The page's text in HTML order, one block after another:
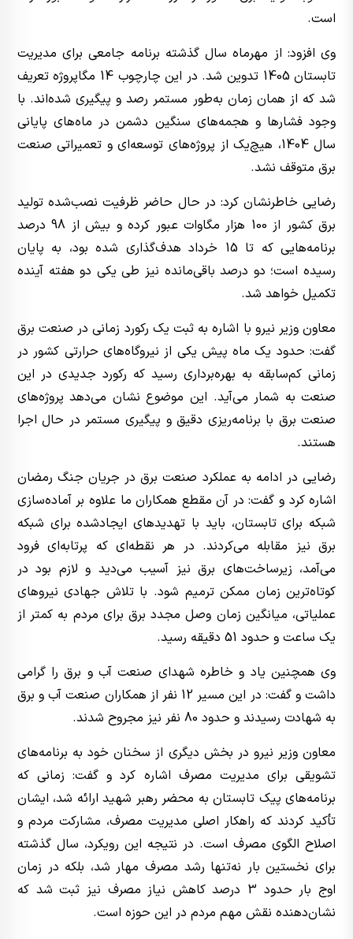
است.
وی افزود: از مهرماه سال گذشته برنامه جامعی برای مدیریت
تابستان 1405 تدوین شد. در این چارچوب 14 مگاپروژه تعریف
شد که از همان زمان به‌طور مستمر رصد و پیگیری شده‌اند. با
وجود فشارها و هجمه‌های سنگین دشمن در ماه‌های پایانی
سال 1404، هیچ‌یک از پروژه‌های توسعه‌ای و تعمیراتی صنعت
برق متوقف نشد.
رضایی خاطرنشان کرد: در حال حاضر ظرفیت نصب‌شده تولید
برق کشور از 100 هزار مگاوات عبور کرده و بیش از 98 درصد
برنامه‌هایی که تا 15 خرداد هدف‌گذاری شده بود، به پایان
رسیده است؛ دو درصد باقی‌مانده نیز طی یکی دو هفته آینده
تکمیل خواهد شد.
معاون وزیر نیرو با اشاره به ثبت یک رکورد زمانی در صنعت برق
گفت: حدود یک ماه پیش یکی از نیروگاه‌های حرارتی کشور در
زمانی کم‌سابقه به بهره‌برداری رسید که رکورد جدیدی در این
صنعت به شمار می‌آید. این موضوع نشان می‌دهد پروژه‌های
صنعت برق با برنامه‌ریزی دقیق و پیگیری مستمر در حال اجرا
هستند.
رضایی در ادامه به عملکرد صنعت برق در جریان جنگ رمضان
اشاره کرد و گفت: در آن مقطع همکاران ما علاوه بر آماده‌سازی
شبکه برای تابستان، باید با تهدیدهای ایجادشده برای شبکه
برق نیز مقابله می‌کردند. در هر نقطه‌ای که پرتابه‌ای فرود
می‌آمد، زیرساخت‌های برق نیز آسیب می‌دید و لازم بود در
کوتاه‌ترین زمان ممکن ترمیم شود. با تلاش جهادی نیروهای
عملیاتی، میانگین زمان وصل مجدد برق برای مردم به کمتر از
یک ساعت و حدود 51 دقیقه رسید.
وی همچنین یاد و خاطره شهدای صنعت آب و برق را گرامی
داشت و گفت: در این مسیر 12 نفر از همکاران صنعت آب و برق
به شهادت رسیدند و حدود 80 نفر نیز مجروح شدند.
معاون وزیر نیرو در بخش دیگری از سخنان خود به برنامه‌های
تشویقی برای مدیریت مصرف اشاره کرد و گفت: زمانی که
برنامه‌های پیک تابستان به محضر رهبر شهید ارائه شد، ایشان
تأکید کردند که راهکار اصلی مدیریت مصرف، مشارکت مردم و
اصلاح الگوی مصرف است. در نتیجه این رویکرد، سال گذشته
برای نخستین بار نه‌تنها رشد مصرف مهار شد، بلکه در زمان
اوج بار حدود 3 درصد کاهش نیاز مصرف نیز ثبت شد که
نشان‌دهنده نقش مهم مردم در این حوزه است.